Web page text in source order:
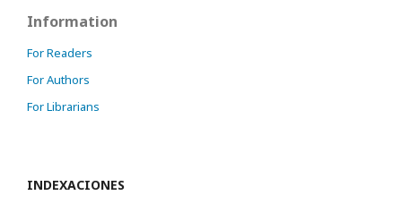
Information
For Readers
For Authors
For Librarians
INDEXACIONES